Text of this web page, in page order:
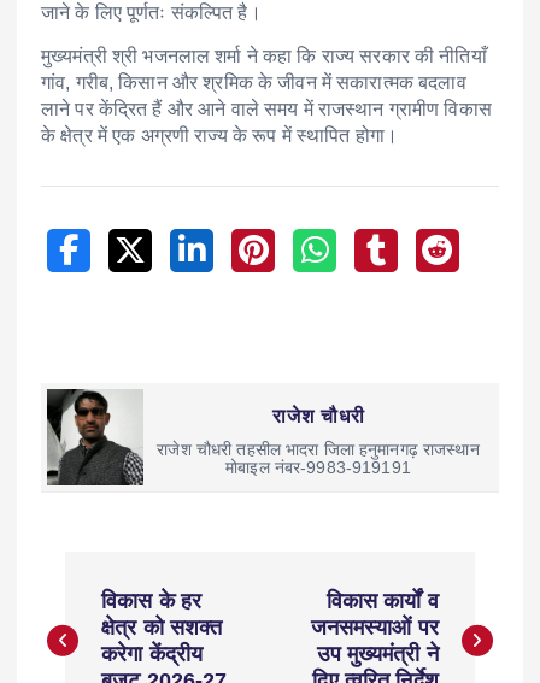
जाने के लिए पूर्णतः संकल्पित है।
मुख्यमंत्री श्री भजनलाल शर्मा ने कहा कि राज्य सरकार की नीतियाँ
गांव, गरीब, किसान और श्रमिक के जीवन में सकारात्मक बदलाव
लाने पर केंद्रित हैं और आने वाले समय में राजस्थान ग्रामीण विकास
के क्षेत्र में एक अग्रणी राज्य के रूप में स्थापित होगा।
राजेश चौधरी
राजेश चौधरी तहसील भादरा जिला हनुमानगढ़ राजस्थान
मोबाइल नंबर-9983-919191
विकास के हर
क्षेत्र को सशक्त
करेगा केंद्रीय
विकास कार्यों व
जनसमस्याओं पर
उप मुख्यमंत्री ने